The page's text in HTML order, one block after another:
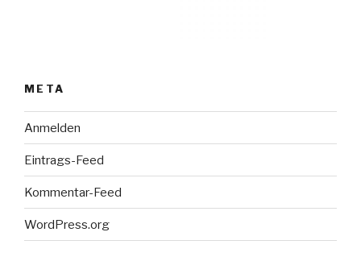
META
Anmelden
Eintrags-Feed
Kommentar-Feed
WordPress.org